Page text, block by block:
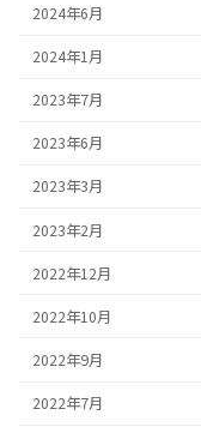
2024年6月
2024年1月
2023年7月
2023年6月
2023年3月
2023年2月
2022年12月
2022年10月
2022年9月
2022年7月